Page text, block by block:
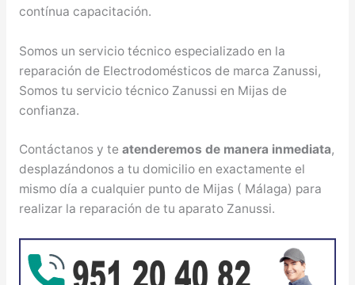
contínua capacitación.
Somos un servicio técnico especializado en la
reparación de Electrodomésticos de marca Zanussi,
Somos tu servicio técnico Zanussi en Mijas de
confianza.
Contáctanos y te atenderemos de manera inmediata,
desplazándonos a tu domicilio en exactamente el
mismo día a cualquier punto de Mijas ( Málaga) para
realizar la reparación de tu aparato Zanussi.